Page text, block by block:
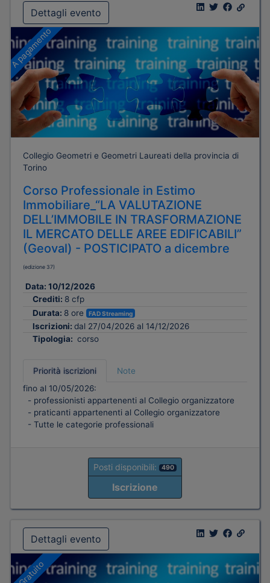
Dettagli evento
A pagamento
Collegio Geometri e Geometri Laureati della provincia di
Torino
Corso Professionale in Estimo
Immobiliare_“LA VALUTAZIONE
DELL’IMMOBILE IN TRASFORMAZIONE
IL MERCATO DELLE AREE EDIFICABILI”
(Geoval) - POSTICIPATO a dicembre
(edizione 37)
Data: 10/12/2026
Crediti: 8 cfp
Durata: 8 ore FAD Streaming
Iscrizioni: dal 27/04/2026 al 14/12/2026
Tipologia: corso
Priorità iscrizioni
Note
fino al 10/05/2026:
- professionisti appartenenti al Collegio organizzatore
- praticanti appartenenti al Collegio organizzatore
- Tutte le categorie professionali
Posti disponibili: 490
Iscrizione
Dettagli evento
Gratuito